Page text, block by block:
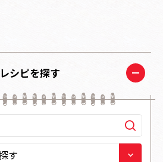
レシピを探す